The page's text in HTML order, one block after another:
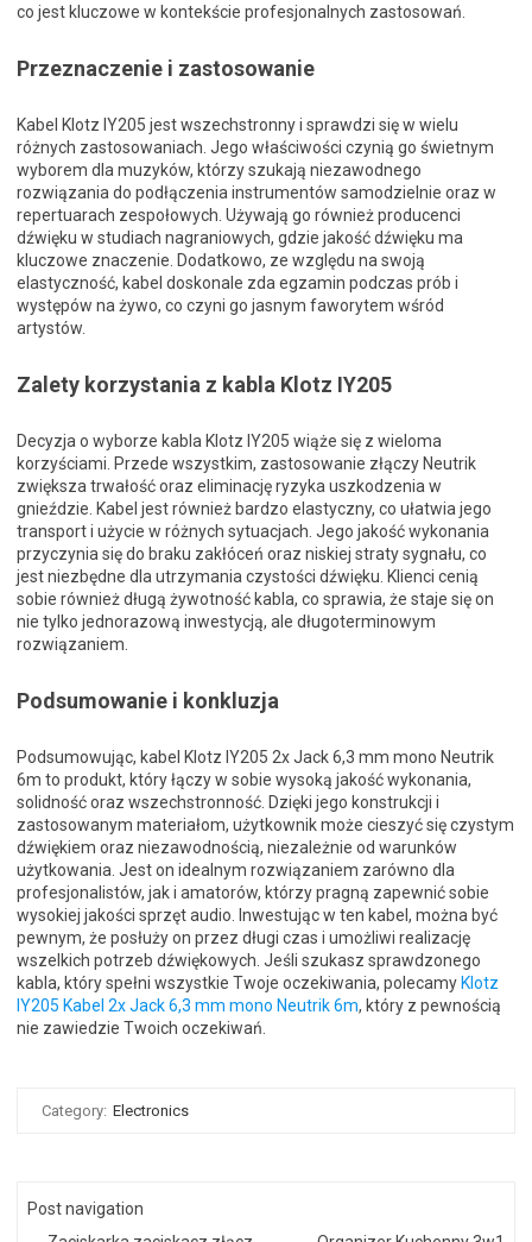
co jest kluczowe w kontekście profesjonalnych zastosowań.
Przeznaczenie i zastosowanie
Kabel Klotz IY205 jest wszechstronny i sprawdzi się w wielu
różnych zastosowaniach. Jego właściwości czynią go świetnym
wyborem dla muzyków, którzy szukają niezawodnego
rozwiązania do podłączenia instrumentów samodzielnie oraz w
repertuarach zespołowych. Używają go również producenci
dźwięku w studiach nagraniowych, gdzie jakość dźwięku ma
kluczowe znaczenie. Dodatkowo, ze względu na swoją
elastyczność, kabel doskonale zda egzamin podczas prób i
występów na żywo, co czyni go jasnym faworytem wśród
artystów.
Zalety korzystania z kabla Klotz IY205
Decyzja o wyborze kabla Klotz IY205 wiąże się z wieloma
korzyściami. Przede wszystkim, zastosowanie złączy Neutrik
zwiększa trwałość oraz eliminację ryzyka uszkodzenia w
gnieździe. Kabel jest również bardzo elastyczny, co ułatwia jego
transport i użycie w różnych sytuacjach. Jego jakość wykonania
przyczynia się do braku zakłóceń oraz niskiej straty sygnału, co
jest niezbędne dla utrzymania czystości dźwięku. Klienci cenią
sobie również długą żywotność kabla, co sprawia, że staje się on
nie tylko jednorazową inwestycją, ale długoterminowym
rozwiązaniem.
Podsumowanie i konkluzja
Podsumowując, kabel Klotz IY205 2x Jack 6,3 mm mono Neutrik
6m to produkt, który łączy w sobie wysoką jakość wykonania,
solidność oraz wszechstronność. Dzięki jego konstrukcji i
zastosowanym materiałom, użytkownik może cieszyć się czystym
dźwiękiem oraz niezawodnością, niezależnie od warunków
użytkowania. Jest on idealnym rozwiązaniem zarówno dla
profesjonalistów, jak i amatorów, którzy pragną zapewnić sobie
wysokiej jakości sprzęt audio. Inwestując w ten kabel, można być
pewnym, że posłuży on przez długi czas i umożliwi realizację
wszelkich potrzeb dźwiękowych. Jeśli szukasz sprawdzonego
kabla, który spełni wszystkie Twoje oczekiwania, polecamy Klotz
IY205 Kabel 2x Jack 6,3 mm mono Neutrik 6m, który z pewnością
nie zawiedzie Twoich oczekiwań.
Category: Electronics
Post navigation